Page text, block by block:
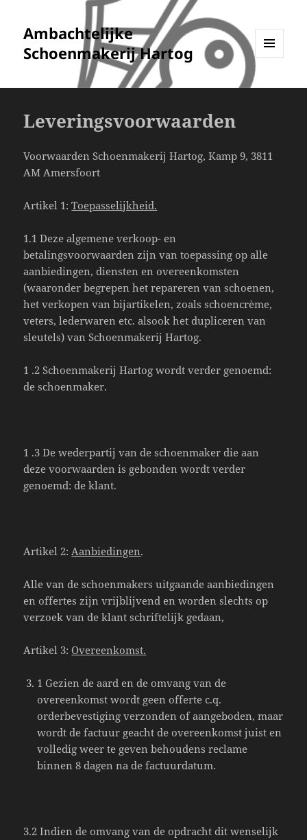
Ambachtelijke
Schoenmakerij Hartog
WIDGETS
Leveringsvoorwaarden
Voorwaarden Schoenmakerij Hartog, Kamp 9, 3811
AM Amersfoort
Artikel 1:Toepasselijkheid.
1.1 Deze algemene verkoop- en
betalingsvoorwaarden zijn van toepassing op alle
aanbiedingen, diensten en overeenkomsten
(waaronder begrepen het repareren van schoenen,
het verkopen van bijartikelen, zoals schoencrème,
veters, lederwaren etc. alsook het dupliceren van
sleutels) van Schoenmakerij Hartog.
1 .2 Schoenmakerij Hartog wordt verder genoemd:
de schoenmaker.
1 .3 De wederpartij van de schoenmaker die aan
deze voorwaarden is gebonden wordt verder
genoemd: de klant.
Artikel 2:Aanbiedingen.
Alle van de schoenmakers uitgaande aanbiedingen
en offertes zijn vrijblijvend en worden slechts op
verzoek van de klant schriftelijk gedaan,
Artikel 3: Overeenkomst.
1 Gezien de aard en de omvang van de
overeenkomst wordt geen offerte c.q.
orderbevestiging verzonden of aangeboden, maar
wordt de factuur geacht de overeenkomst juist en
volledig weer te geven behoudens reclame
binnen 8 dagen na de factuurdatum.
3.2 Indien de omvang van de opdracht dit wenselijk